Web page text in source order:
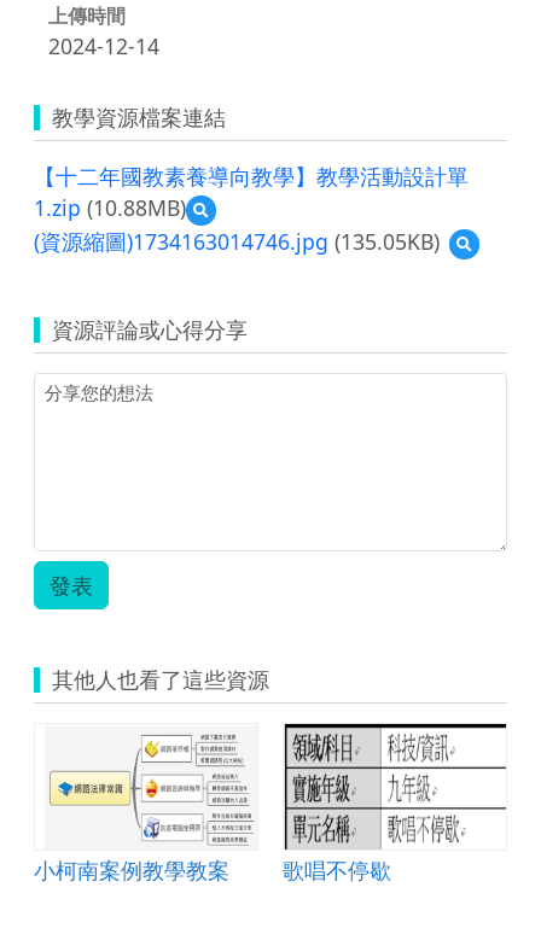
上傳時間
2024-12-14
教學資源檔案連結
【十二年國教素養導向教學】教學活動設計單
1.zip (10.88MB)
預
覽
【十
國
教
素
活
1.zip
(資源縮圖)1734163014746.jpg (135.05KB)
預
覽
圖
資源評論或心得分享
發表
其他人也看了這些資源
小柯南案例教學教案 歌唱不停歇